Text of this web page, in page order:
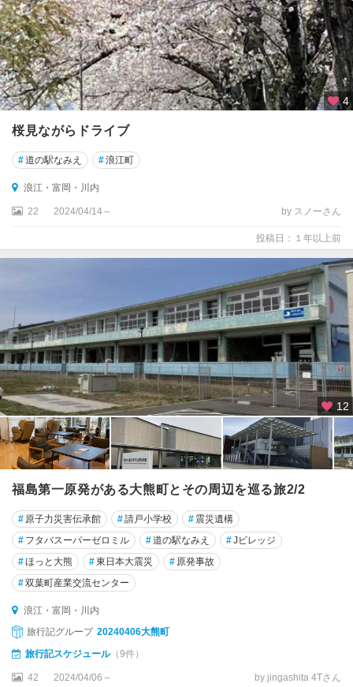
4
桜見ながらドライブ
#道の駅なみえ #浪江町
浪江・富岡・川内
22 2024/04/14～ by スノーさん
投稿日：１年以上前
12
福島第一原発がある大熊町とその周辺を巡る旅2/2
# 原子力災害伝承館 #請戸小学校 # 震災遺構
# フタバスーパーゼロミル #道の駅なみえ #Jビレッジ
#ほっと大熊 #東日本大震災 # 原発事故
#双葉町産業交流センター
浪江・富岡・川内
旅行記グループ 20240406大熊町
旅行記スケジュール（9件）
42 2024/04/06～ by jingashita 4Tさん